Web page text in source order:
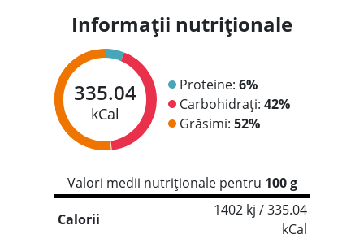
Informații nutriționale
335.04
kCal
Proteine: 6%
Carbohidrați: 42%
Grăsimi: 52%
Valori medii nutriționale pentru 100 g
Calorii
1402 kj / 335.04
kCal